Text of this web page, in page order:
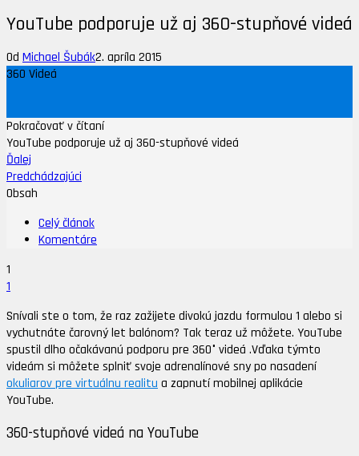
YouTube podporuje už aj 360-stupňové videá
Od Michael Šubák2. apríla 2015
360 Videá
Pokračovať v čítaní
YouTube podporuje už aj 360-stupňové videá
Ďalej
Predchádzajúci
Obsah
Celý článok
Komentáre
1
1
Sní­va­li ste o tom, že raz za­ži­je­te di­vo­kú jaz­du for­mu­lou 1 ale­bo si
vy­chut­ná­te čarovný let ba­ló­nom? Tak teraz už môžete. YouTu­be
spus­til dl­ho oča­ká­va­nú pod­po­ru pre 360° vi­deá .Vďa­ka týmto
videám si mô­že­te spl­niť svo­je ad­re­na­lí­no­vé sny po nasadení
okuliarov pre virtuálnu realitu a zapnutí mobilnej aplikácie
YouTube.
360-stupňové videá na YouTube